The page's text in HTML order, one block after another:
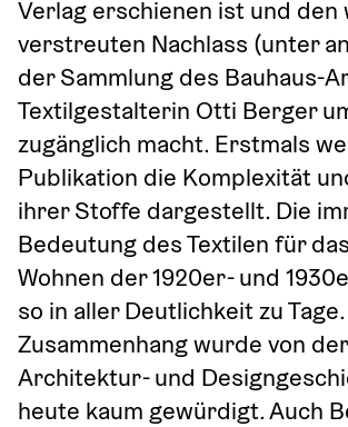
Verlag erschienen ist und
verstreuten Nachlass (unter
der Sammlung des Bauhaus-
Textilgestalterin Otti Berger
zugänglich macht. Erstmals
Publikation die Komplexität
ihrer Stoffe dargestellt. Die
Bedeutung des Textilen für
Wohnen der 1920er- und
so in aller Deutlichkeit zu
Zusammenhang wurde von der
Architektur- und
heute kaum gewürdigt. Auch